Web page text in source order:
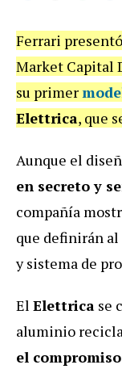
Ferrari
Market Capital
su primer
Elettrica, que
Aunque el
en secreto y
compañía
que definirán al
y sistema de
El Elettrica se
aluminio
el